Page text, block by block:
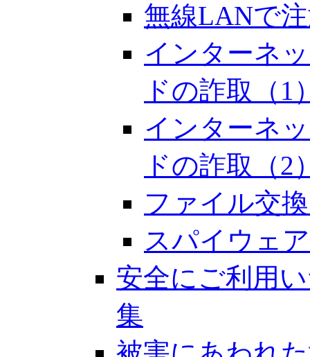
無線LANで
インターネ
ドの詐取（1
インターネ
ドの詐取（2
ファイル交
スパイウェ
安全にご利用
集